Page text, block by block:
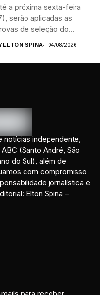
a próxima sexta-feira
serão aplicadas as
de seleção do...
ELTON SPINA 04/08/2026
notícias independente,
(Santo André, São
do Sul), além de
com compromisso
jornalística e
Elton Spina –